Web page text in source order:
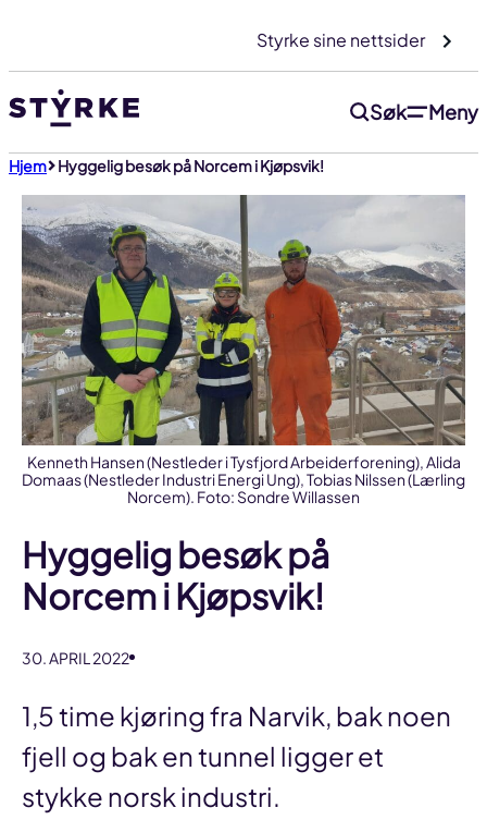
innhold
Styrke sine nettsider
Søk Meny
Hjem Hyggelig besøk på Norcem i Kjøpsvik!
Kenneth Hansen (Nestleder i Tysfjord Arbeiderforening), Alida
Domaas (Nestleder Industri Energi Ung), Tobias Nilssen (Lærling
Norcem). Foto: Sondre Willassen
Hyggelig besøk på
Norcem i Kjøpsvik!
30. APRIL 2022
1,5 time kjøring fra Narvik, bak noen
fjell og bak en tunnel ligger et
stykke norsk industri.